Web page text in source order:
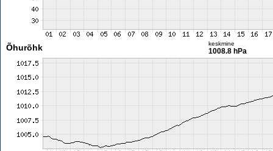
Õhurõhk keskmine
1008.8 hPa